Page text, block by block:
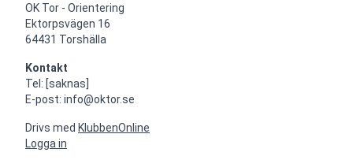
OK Tor - Orientering
Ektorpsvägen 16
64431 Torshälla
Kontakt
Tel: [saknas]
E-post: info@oktor.se
Drivs med KlubbenOnline
Logga in